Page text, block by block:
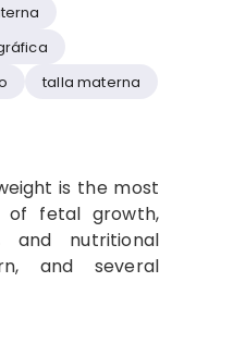
talla materna
is the most
of fetal growth,
and nutritional
and several